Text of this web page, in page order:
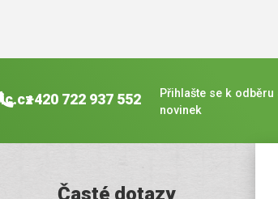
+420 722 937 552
Přihlašte se k
novinek
Časté dotazy